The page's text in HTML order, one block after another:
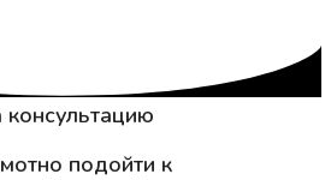
консультацию
подойти к